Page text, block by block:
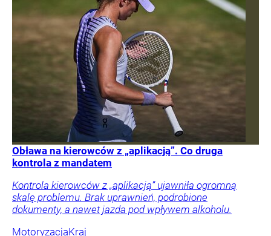
Obława na kierowców z „aplikacją”. Co druga
kontrola z mandatem
Kontrola kierowców z „aplikacją” ujawniła ogromną
skalę problemu. Brak uprawnień, podrobione
dokumenty, a nawet jazda pod wpływem alkoholu.
MotoryzacjaKraj